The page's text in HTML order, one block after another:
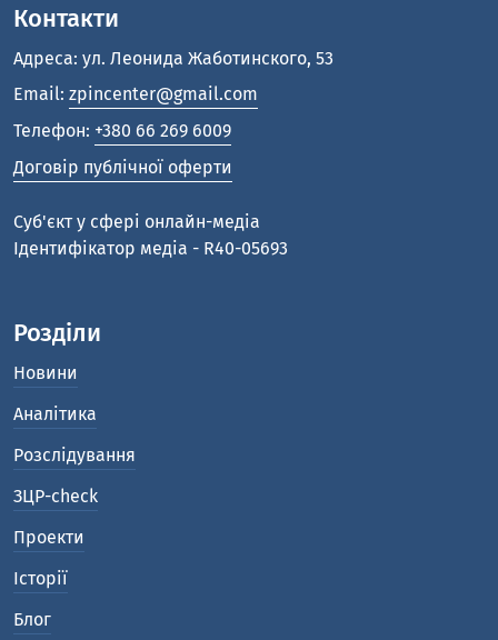
Контакти
Адреса: ул. Леонида Жаботинского, 53
Email: zpincenter@gmail.com
Телефон: +380 66 269 6009
Договір публічної оферти
Cуб'єкт у сфері онлайн-медіа
Ідентифікатор медіа - R40-05693
Розділи
Новини
Аналітика
Розслідування
ЗЦР-check
Проекти
Історії
Блог